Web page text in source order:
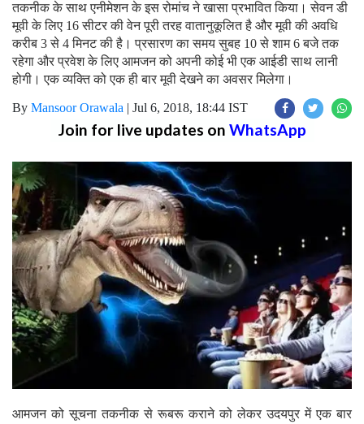
तकनीक के साथ एनीमेशन के इस रोमांच ने खासा प्रभावित किया। सेवन डी
मूवी के लिए 16 सीटर की वेन पूरी तरह वातानुकूलित है और मूवी की अवधि
करीब 3 से 4 मिनट की है। प्रसारण का समय सुबह 10 से शाम 6 बजे तक
रहेगा और प्रवेश के लिए आमजन को अपनी कोई भी एक आईडी साथ लानी
होगी। एक व्यक्ति को एक ही बार मूवी देखने का अवसर मिलेगा।
By Mansoor Orawala | Jul 6, 2018, 18:44 IST
Join for live updates on WhatsApp
आमजन को सूचना तकनीक से रूबरू कराने को लेकर उदयपुर में एक बार